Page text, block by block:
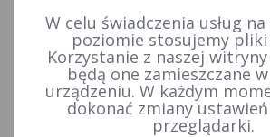
Wyjaśnienia, stanowiska i komunikaty 2012 r.
W celu świadczenia usług
poziomie stosujemy pliki
Korzystanie z naszej witryny
będą one zamieszczane
urządzeniu. W każdym
dokonać zmiany
przeglądarki.